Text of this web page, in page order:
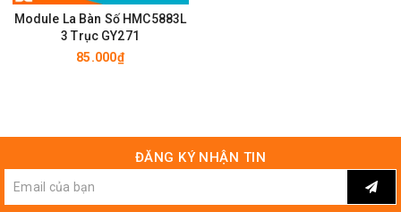
Module La Bàn Số HMC5883L
3 Trục GY271
85.000₫
ĐĂNG KÝ NHẬN TIN